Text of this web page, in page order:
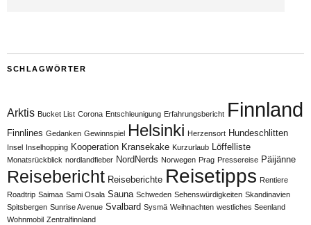
SCHLAGWÖRTER
Arktis Bucket List Corona Entschleunigung Erfahrungsbericht Finnland
Finnlines Gedanken Gewinnspiel Helsinki Herzensort Hundeschlitten
Insel Inselhopping Kooperation Kransekake Kurzurlaub Löffelliste
Monatsrückblick nordlandfieber NordNerds Norwegen Prag Pressereise Päijänne
Reisebericht Reiseberichte Reisetipps Rentiere
Roadtrip Saimaa Sami Osala Sauna Schweden Sehenswürdigkeiten Skandinavien
Spitsbergen Sunrise Avenue Svalbard Sysmä Weihnachten westliches Seenland
Wohnmobil Zentralfinnland